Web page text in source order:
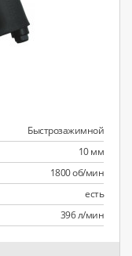
Быстрозажимной
10 мм
1800 об/мин
есть
396 л/мин